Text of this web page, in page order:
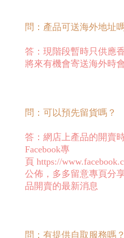
問：產品可送海外地址
答：現階段暫時只供應
將來有機會寄送海外時
問：可以預先留貨嗎？
答：網店上產品的開賣
Facebook專
頁 https://
公佈，多多留意專頁分
品開賣的最新消息
問：有提供自取服務嗎？